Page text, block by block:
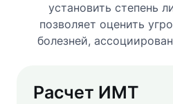
установить степень
позволяет оценить
болезней,
Расчет ИМТ